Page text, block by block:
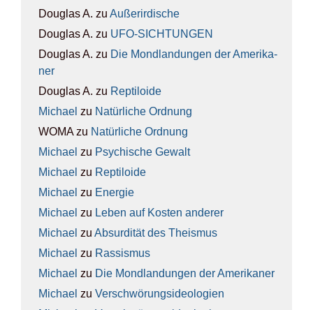
Douglas A. zu Außer­ir­di­sche
Douglas A. zu UFO-SICH­TUN­GEN
Douglas A. zu Die Mond­lan­dun­gen der Ame­ri­ka­
ner
Douglas A. zu Rep­ti­lo­ide
Michael zu Natür­li­che Ord­nung
WOMAzu Natür­li­che Ord­nung
Michael zu Psy­chi­sche Gewalt
Michael zu Rep­ti­lo­ide
Michael zu Ener­gie
Michael zu Leben auf Kos­ten ande­rer
Michael zu Absur­di­tät des The­is­mus
Michael zu Ras­sis­mus
Michael zu Die Mond­lan­dun­gen der Ame­ri­ka­ner
Michael zu Ver­schwö­rungs­ideo­lo­gien